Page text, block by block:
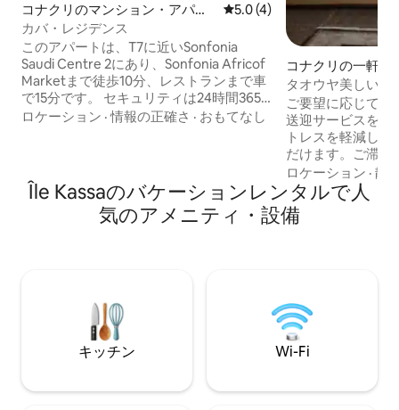
コナクリのマンション・アパー
ト
レビュー4件、5つ星中5.0つ
5.0 (4)
カバ・レジデンス
このアパートは、T7に近いSonfonia
Saudi Centre 2にあり、Sonfonia Africof
Marketまで徒歩10分、レストランまで車
で15分です。 セキュリティは24時間365
日保証されており、週に2回の清掃サービ
ません。アパートは2階にあります。 電気
料金はご利用分だけお支払いいただきま
す。ご到着時に50,000 Gnfを入金し、残
ロケーション ·情報の正確さ · おもてなし
コナクリの一軒家
タオウヤ美しい家
ョン
ご要望に応じて、
送迎サービスをご
トレスを軽減し
だけます。ご滞
YouTube、Wi-Fi
できます！当宿泊
全で最もスタイリ
つであるタウヤに
ゲストの費用でご
璧な旅行へようこ
ロケーション ·静
Île Kassaのバケーションレンタルで人
気のアメニティ・設備
キッチン Wi-Fi